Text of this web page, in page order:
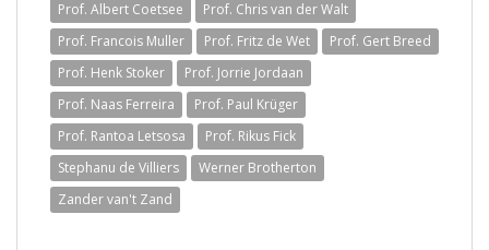
Prof. Albert Coetsee
Prof. Chris van der Walt
Prof. Francois Muller
Prof. Fritz de Wet
Prof. Gert Breed
Prof. Henk Stoker
Prof. Jorrie Jordaan
Prof. Naas Ferreira
Prof. Paul Krüger
Prof. Rantoa Letsosa
Prof. Rikus Fick
Stephanu de Villiers
Werner Brotherton
Zander van't Zand